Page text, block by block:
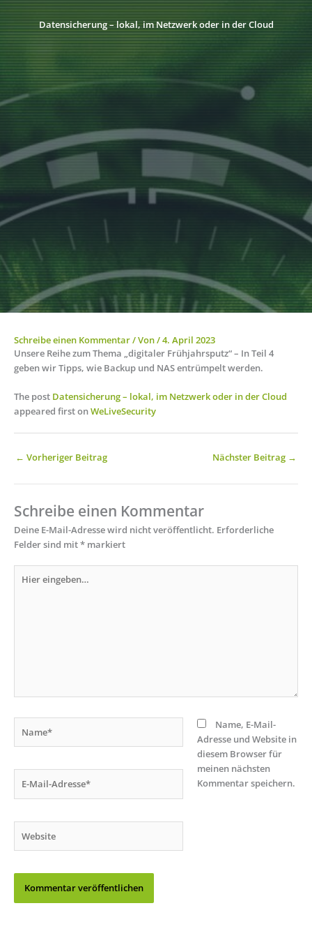
Datensicherung – lokal, im Netzwerk oder in der Cloud
Schreibe einen Kommentar/ Von/4. April 2023
Unsere Reihe zum Thema „digitaler Frühjahrsputz“ – In Teil 4
geben wir Tipps, wie Backup und NAS entrümpelt werden.
The post Datensicherung – lokal, im Netzwerk oder in der Cloud
appeared first onWeLiveSecurity
← Vorheriger Beitrag Nächster Beitrag →
Schreibe einen Kommentar
Deine E-Mail-Adresse wird nicht veröffentlicht. Erforderliche
Felder sind mit* markiert
eingeben…
Mail-
Name, E-Mail-
Adresse und Website in
diesem Browser für
meinen nächsten
Kommentar speichern.